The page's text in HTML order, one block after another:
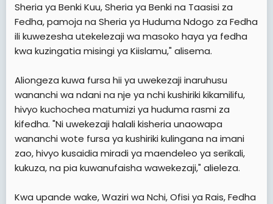
Sheria ya Benki Kuu, Sheria ya Benki na Taasisi za
Fedha, pamoja na Sheria ya Huduma Ndogo za Fedha
ili kuwezesha utekelezaji wa masoko haya ya fedha
kwa kuzingatia misingi ya Kiislamu," alisema.
Aliongeza kuwa fursa hii ya uwekezaji inaruhusu
wananchi wa ndani na nje ya nchi kushiriki kikamilifu,
hivyo kuchochea matumizi ya huduma rasmi za
kifedha. "Ni uwekezaji halali kisheria unaowapa
wananchi wote fursa ya kushiriki kulingana na imani
zao, hivyo kusaidia miradi ya maendeleo ya serikali,
kukuza, na pia kuwanufaisha wawekezaji," alieleza.
Kwa upande wake, Waziri wa Nchi, Ofisi ya Rais, Fedha